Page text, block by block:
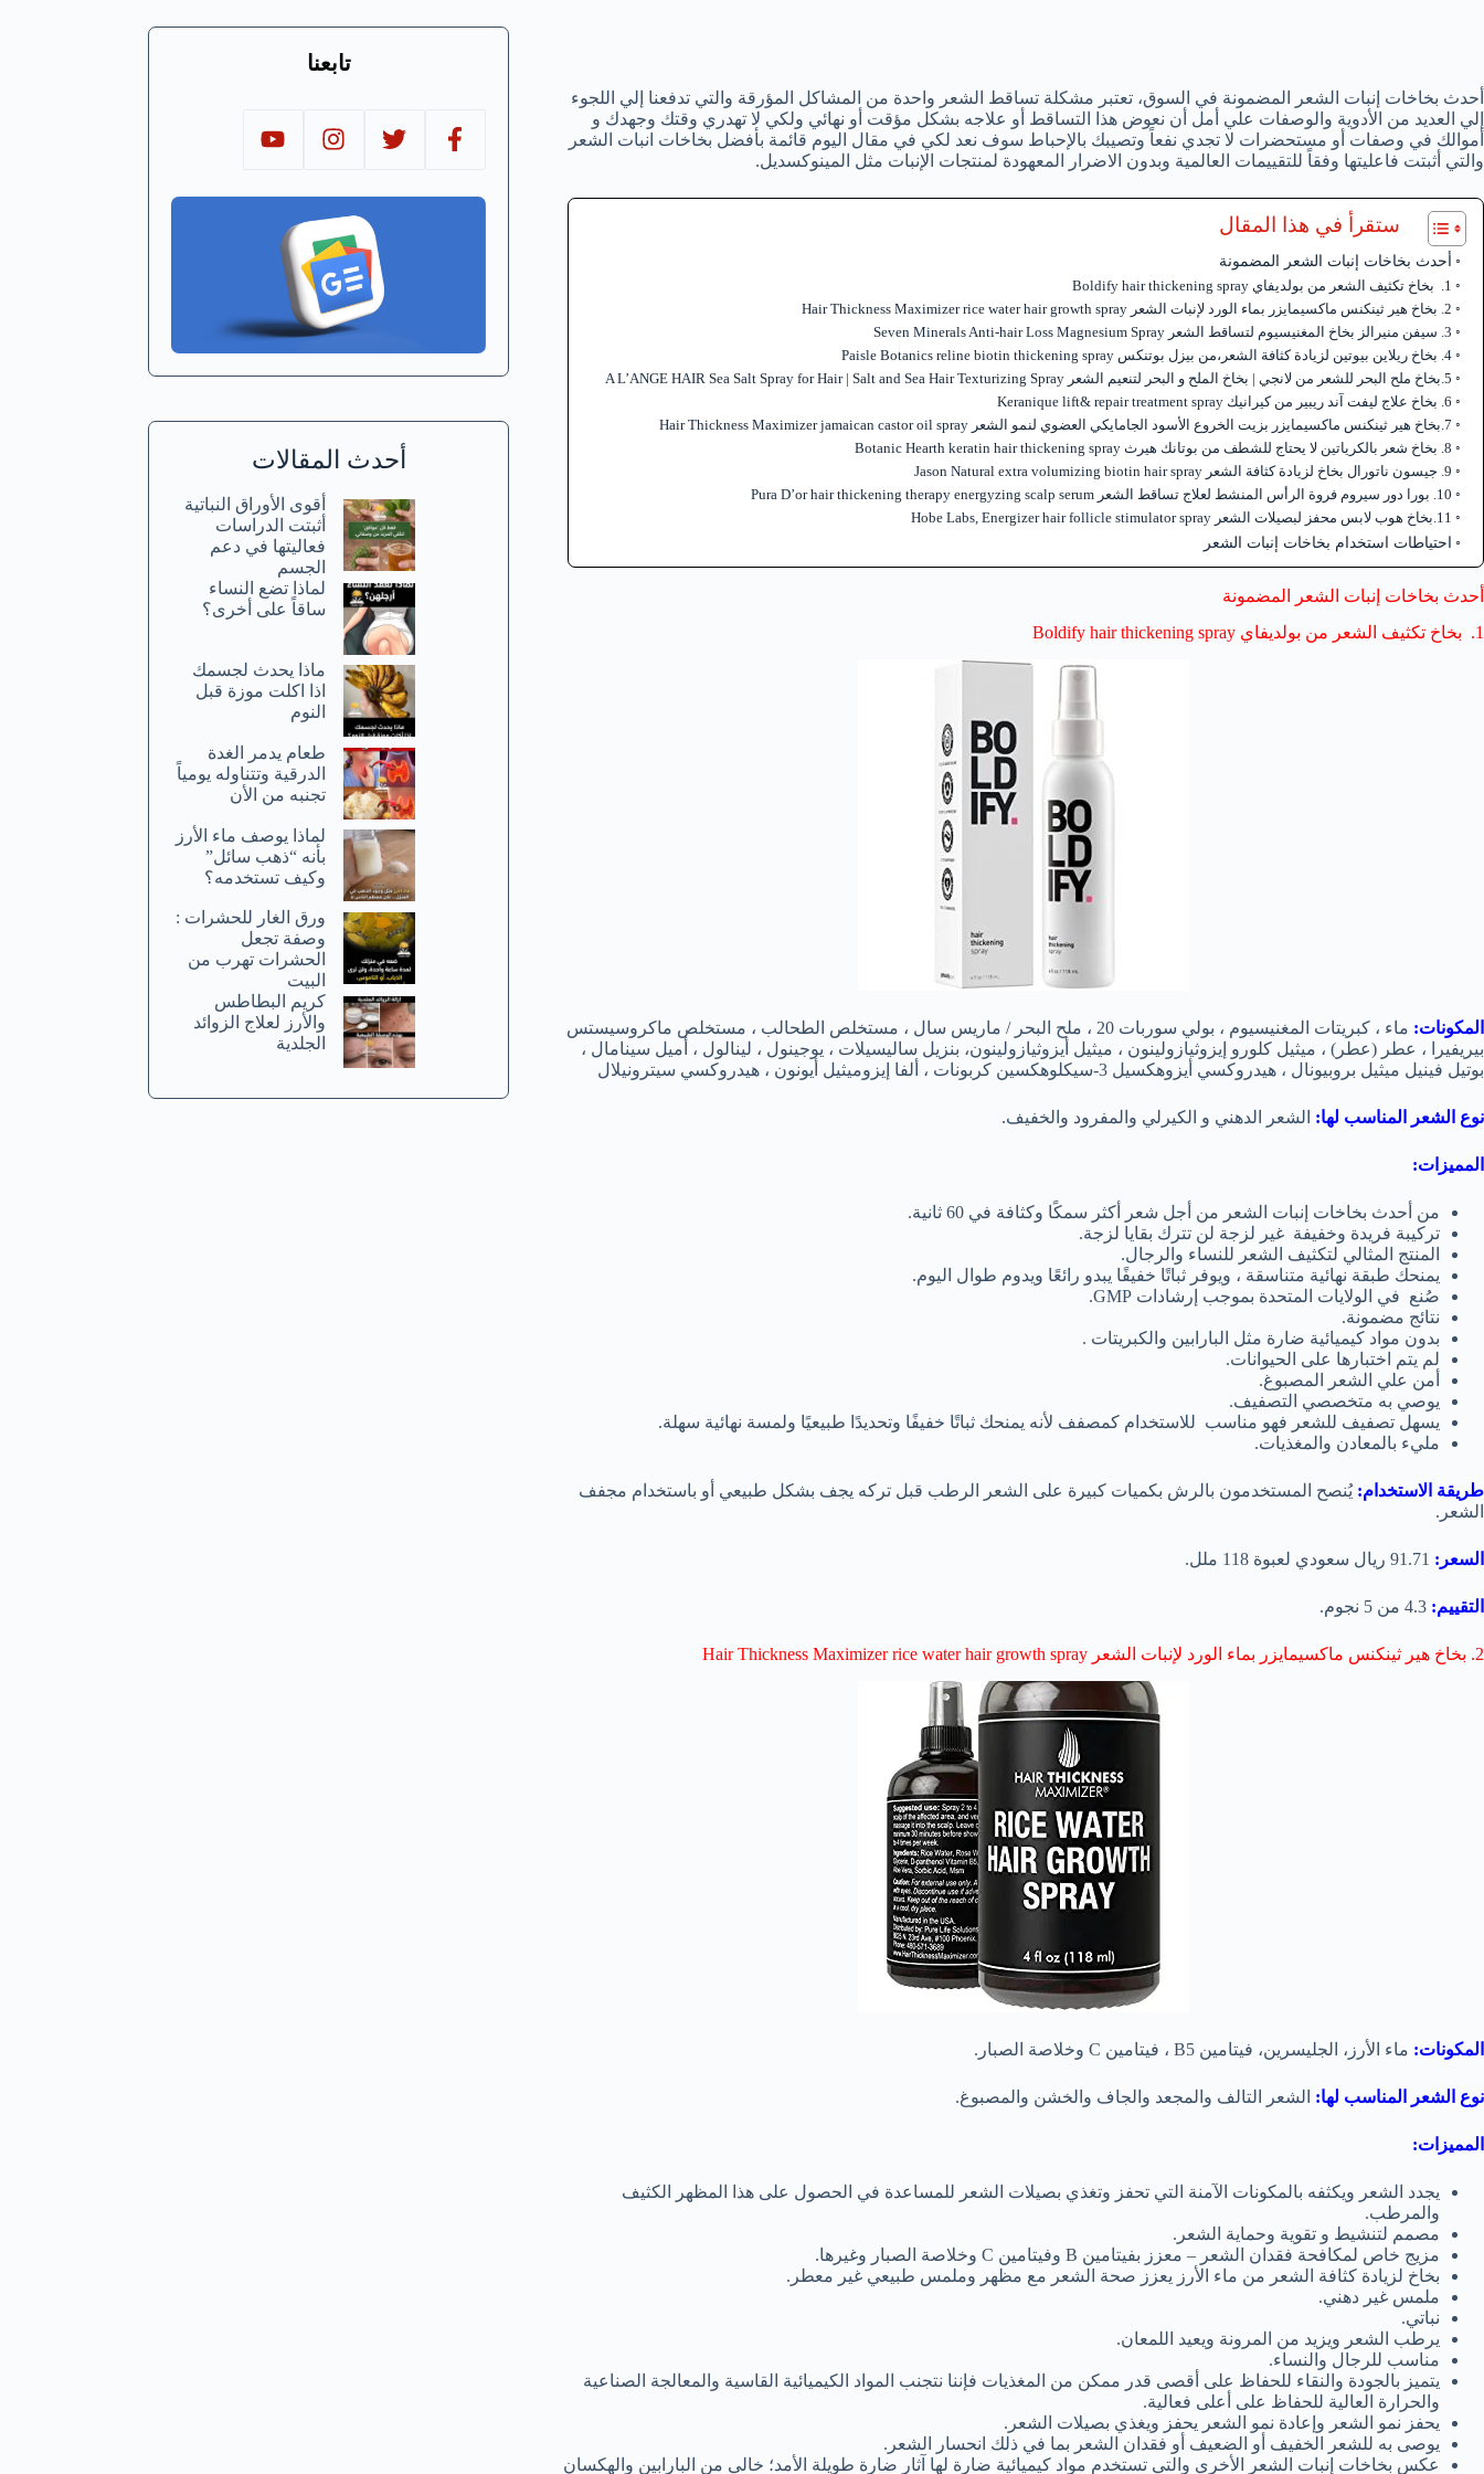
أحدث بخاخات إنبات الشعر المضمونة في السوق، تعتبر مشكلة تساقط الشعر واحدة من المشاكل المؤرقة والتي تدفعنا إلي اللجوء
إلي العديد من الأدوية والوصفات علي أمل أن نعوض هذا التساقط أو علاجه بشكل مؤقت أو نهائي ولكي لا تهدري وقتك وجهدك و
أموالك في وصفات أو مستحضرات لا تجدي نفعاً وتصيبك بالإحباط سوف نعد لكي في مقال اليوم قائمة بأفضل بخاخات انبات الشعر
والتي أثبتت فاعليتها وفقاً للتقييمات العالمية وبدون الاضرار المعهودة لمنتجات الإنبات مثل المينوكسديل.
ستقرأ في هذا المقال
أحدث بخاخات إنبات الشعر المضمونة
1. بخاخ تكثيف الشعر من بولديفاي Boldify hair thickening spray
2. بخاخ هير ثينكنس ماكسيمايزر بماء الورد لإنبات الشعر Hair Thickness Maximizer rice water hair growth spray
3. سيفن منيرالز بخاخ المغنيسيوم لتساقط الشعر Seven Minerals Anti-hair Loss Magnesium Spray
4. بخاخ ريلاين بيوتين لزيادة كثافة الشعر،من بيزل بوتنكس Paisle Botanics reline biotin thickening spray
5.بخاخ ملح البحر للشعر من لانجي | بخاخ الملح و البحر لتنعيم الشعر A L’ANGE HAIR Sea Salt Spray for Hair | Salt and Sea Hair Texturizing Spray
6. بخاخ علاج ليفت آند ريبير من كيرانيك Keranique lift& repair treatment spray
7.بخاخ هير ثينكنس ماكسيمايزر بزيت الخروع الأسود الجامايكي العضوي لنمو الشعر Hair Thickness Maximizer jamaican castor oil spray
8. بخاخ شعر بالكرياتين لا يحتاج للشطف من بوتانك هيرث Botanic Hearth keratin hair thickening spray
9. جيسون ناتورال بخاخ لزيادة كثافة الشعر Jason Natural extra volumizing biotin hair spray
10. بورا دور سيروم فروة الرأس المنشط لعلاج تساقط الشعر Pura D’or hair thickening therapy energyzing scalp serum
11.بخاخ هوب لابس محفز لبصيلات الشعر Hobe Labs, Energizer hair follicle stimulator spray
احتياطات استخدام بخاخات إنبات الشعر
أحدث بخاخات إنبات الشعر المضمونة
1. بخاخ تكثيف الشعر من بولديفاي Boldify hair thickening spray
المكونات:
ماء ، كبريتات المغنيسيوم ، بولي سوربات 20 ، ملح البحر / ماريس سال ، مستخلص الطحالب ، مستخلص ماكروسيستس
بيريفيرا ، عطر (عطر) ، ميثيل كلورو إيزوثيازولينون ، ميثيل أيزوثيازولينون، بنزيل ساليسيلات ، يوجينول ، لينالول ، أميل سينامال ،
بوتيل فينيل ميثيل بروبيونال ، هيدروكسي أيزوهكسيل 3-سيكلوهكسين كربونات ، ألفا إيزوميثيل أيونون ، هيدروكسي سيترونيلال
نوع الشعر المناسب لها: الشعر الدهني و الكيرلي والمفرود والخفيف.
المميزات:
من أحدث بخاخات إنبات الشعر من أجل شعر أكثر سمكًا وكثافة في 60 ثانية.
تركيبة فريدة وخفيفة غير لزجة لن تترك بقايا لزجة.
المنتج المثالي لتكثيف الشعر للنساء والرجال.
يمنحك طبقة نهائية متناسقة ، ويوفر ثباتًا خفيفًا يبدو رائعًا ويدوم طوال اليوم.
صُنع في الولايات المتحدة بموجب إرشادات GMP.
نتائج مضمونة.
بدون مواد كيميائية ضارة مثل البارابين والكبريتات .
لم يتم اختبارها على الحيوانات.
أمن علي الشعر المصبوغ.
يوصي به متخصصي التصفيف.
يسهل تصفيف للشعر فهو مناسب للاستخدام كمصفف لأنه يمنحك ثباتًا خفيفًا وتحديدًا طبيعيًا ولمسة نهائية سهلة.
مليء بالمعادن والمغذيات.
طريقة الاستخدام:يُنصح المستخدمون بالرش بكميات كبيرة على الشعر الرطب قبل تركه يجف بشكل طبيعي أو باستخدام مجفف
الشعر.
السعر: 91.71 ريال سعودي لعبوة 118 ملل.
التقييم:
2. بخاخ هير ثينكنس ماكسيمايزر بماء الورد لإنبات الشعر Hair Thickness Maximizer rice water hair growth spray
المكونات: ماء الأرز، الجليسرين، فيتامين B5 ، فيتامين C وخلاصة الصبار.
نوع الشعر المناسب لها: الشعر التالف والمجعد والجاف والخشن والمصبوغ.
المميزات:
يجدد الشعر ويكثفه بالمكونات الآمنة التي تحفز وتغذي بصيلات الشعر للمساعدة في الحصول على هذا المظهر الكثيف
والمرطب.
مصمم لتنشيط و تقوية وحماية الشعر.
مزيج خاص لمكافحة فقدان الشعر – معزز بفيتامين B وفيتامين C وخلاصة الصبار وغيرها.
بخاخ لزيادة كثافة الشعر من ماء الأرز يعزز صحة الشعر مع مظهر وملمس طبيعي غير معطر.
ملمس غير دهني.
نباتي.
يرطب الشعر ويزيد من المرونة ويعيد اللمعان.
مناسب للرجال والنساء.
يتميز بالجودة والنقاء للحفاظ على أقصى قدر ممكن من المغذيات فإننا نتجنب المواد الكيميائية القاسية والمعالجة الصناعية
والحرارة العالية للحفاظ على أعلى فعالية.
يحفز نمو الشعر وإعادة نمو الشعر يحفز ويغذي بصيلات الشعر.
يوصى به للشعر الخفيف أو الضعيف أو فقدان الشعر بما في ذلك انحسار الشعر.
عكس بخاخات إنبات الشعر الأخري والتي تستخدم مواد كيميائية ضارة لها آثار ضارة طويلة الأمد؛ خالي من البارابين والهكسان
تابعنا
أحدث المقالات
أقوى الأوراق النباتية
أثبتت الدراسات
فعاليتها في دعم
الجسم
لماذا تضع النساء
ساقاً على أخرى؟
ماذا يحدث لجسمك
اذا اكلت موزة قبل
النوم
طعام يدمر الغدة
الدرقية وتتناوله يومياً
تجنبه من الأن
لماذا يوصف ماء الأرز
بأنه “ذهب سائل”
وكيف تستخدمه؟
ورق الغار للحشرات :
وصفة تجعل
الحشرات تهرب من
البيت
كريم البطاطس
والأرز لعلاج الزوائد
الجلدية